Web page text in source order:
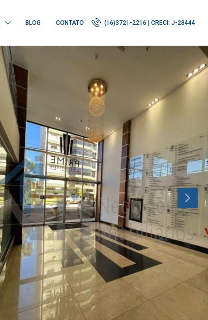
BLOG CONTATO (16)3721-2216 | CRECI: J-28444